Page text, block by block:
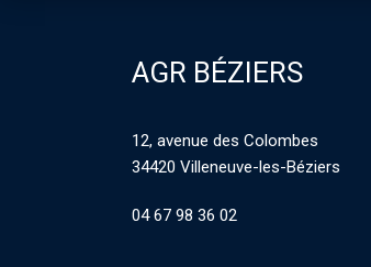
AGR BÉZIERS
12, avenue des Colombes
34420 Villeneuve-les-Béziers
04 67 98 36 02